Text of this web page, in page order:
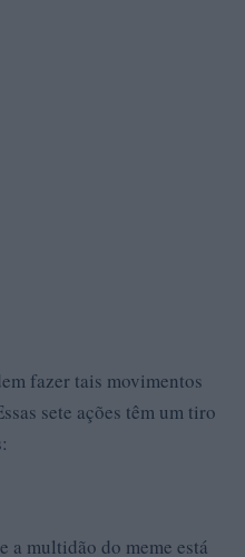
fazer tais movimentos
sete ações têm um tiro
a multidão do meme está